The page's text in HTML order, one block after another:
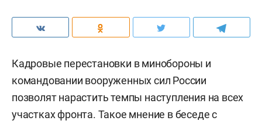
Кадровые перестановки в минобороны и
командовании вооруженных сил России
позволят нарастить темпы наступления на всех
участках фронта. Такое мнение в беседе с